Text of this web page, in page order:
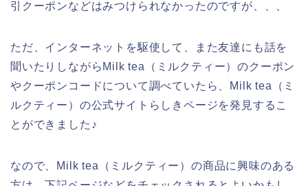
引クーポンなどはみつけられなかったのですが、、、
ただ、インターネットを駆使して、また友達にも話を
聞いたりしながらMilk tea（ミルクティー）のクーポン
やクーポンコードについて調べていたら、Milk tea（ミ
ルクティー）の公式サイトらしきページを発見するこ
とができました♪
なので、Milk tea（ミルクティー）の商品に興味のある